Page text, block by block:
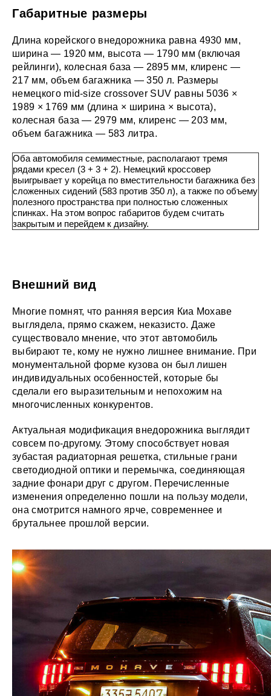
Габаритные размеры
Длина корейского внедорожника равна 4930 мм,
ширина — 1920 мм, высота — 1790 мм (включая
рейлинги), колесная база — 2895 мм, клиренс —
217 мм, объем багажника — 350 л. Размеры
немецкого mid-size crossover SUV равны 5036 ×
1989 × 1769 мм (длина × ширина × высота),
колесная база — 2979 мм, клиренс — 203 мм,
объем багажника — 583 литра.
Оба автомобиля семиместные, располагают тремя
рядами кресел (3 + 3 + 2). Немецкий кроссовер
выигрывает у корейца по вместительности багажника без
сложенных сидений (583 против 350 л), а также по объему
полезного пространства при полностью сложенных
спинках. На этом вопрос габаритов будем считать
закрытым и перейдем к дизайну.
Внешний вид
Многие помнят, что ранняя версия Киа Мохаве
выглядела, прямо скажем, неказисто. Даже
существовало мнение, что этот автомобиль
выбирают те, кому не нужно лишнее внимание. При
монументальной форме кузова он был лишен
индивидуальных особенностей, которые бы
сделали его выразительным и непохожим на
многочисленных конкурентов.
Актуальная модификация внедорожника выглядит
совсем по-другому. Этому способствует новая
зубастая радиаторная решетка, стильные грани
светодиодной оптики и перемычка, соединяющая
задние фонари друг с другом. Перечисленные
изменения определенно пошли на пользу модели,
она смотрится намного ярче, современнее и
брутальнее прошлой версии.